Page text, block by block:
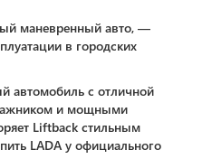
маневренный авто, —
в городских
автомобиль с отличной
и мощными
Liftback стильным
LADA у официального